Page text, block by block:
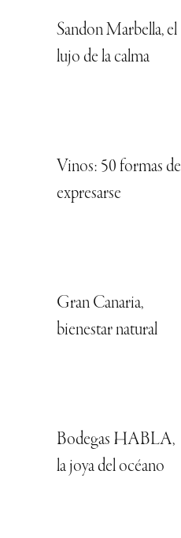
Sandon Marbella, el
lujo de la calma
Vinos: 50 formas de
expresarse
Gran Canaria,
bienestar natural
Bodegas HABLA,
la joya del océano